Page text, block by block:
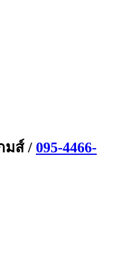
มส์ / 095-4466-